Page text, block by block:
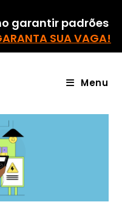
garantir padrões
SUA VAGA!
Menu